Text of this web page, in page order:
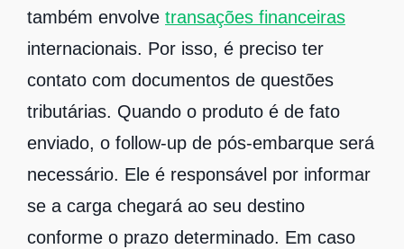
também envolve transações financeiras
internacionais. Por isso, é preciso ter
contato com documentos de questões
tributárias. Quando o produto é de fato
enviado, o follow-up de pós-embarque será
necessário. Ele é responsável por informar
se a carga chegará ao seu destino
conforme o prazo determinado. Em caso